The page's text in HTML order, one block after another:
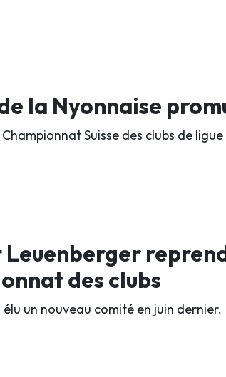
la Nyonnaise
Suisse des clubs de
des clubs
élu un nouveau comité en juin dernier.